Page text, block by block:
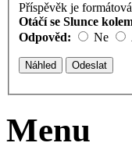
Příspěvěk je
Otáčí se Slunce
Odpověd:
Ne
Menu